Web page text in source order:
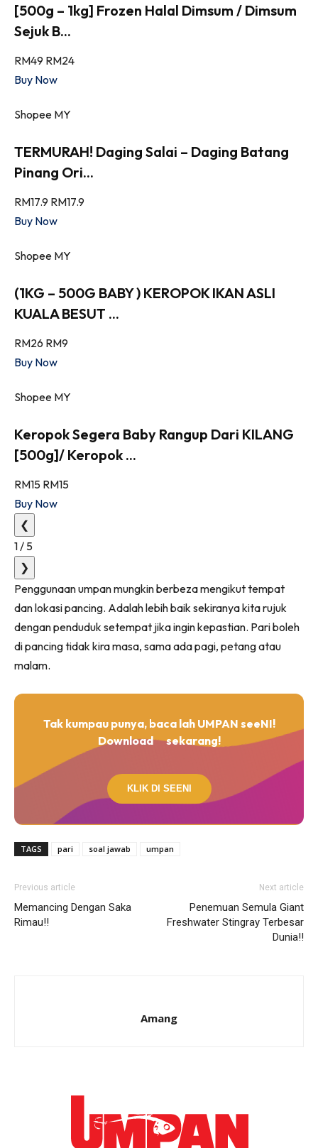
[500g – 1kg] Frozen Halal Dimsum / Dimsum
Sejuk B...
RM49 RM24
Buy Now
Shopee MY
TERMURAH! Daging Salai – Daging Batang
Pinang Ori...
RM17.9 RM17.9
Buy Now
Shopee MY
(1KG – 500G BABY ) KEROPOK IKAN ASLI
KUALA BESUT ...
RM26 RM9
Buy Now
Shopee MY
Keropok Segera Baby Rangup Dari KILANG
[500g]/ Keropok ...
RM15 RM15
Buy Now
❮
1 / 5
❯
Penggunaan umpan mungkin berbeza mengikut tempat
dan lokasi pancing. Adalah lebih baik sekiranya kita rujuk
dengan penduduk setempat jika ingin kepastian. Pari boleh
di pancing tidak kira masa, sama ada pagi, petang atau
malam.
Tak kumpau punya, baca lah UMPAN seeNI!
Download
sekarang!
KLIK DI SEENI
TAGS pari soal jawab umpan
Previous article
Memancing Dengan Saka
Rimau!!
Next article
Penemuan Semula Giant
Freshwater Stingray Terbesar
Dunia!!
Amang